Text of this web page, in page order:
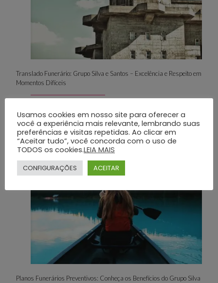
Translado Funerário: Grupo Silva e Santos – Excelência e Respeito em
Momentos Difíceis
Dá uma olhada
Planos Funerários Preventivos: Conheça os Benefícios do Grupo Silva
Usamos cookies em nosso site para oferecer a
você a experiência mais relevante, lembrando suas
preferências e visitas repetidas. Ao clicar em
“Aceitar tudo”, você concorda com o uso de
TODOS os cookies.LEIA MAIS
CONFIGURAÇÕES ACEITAR